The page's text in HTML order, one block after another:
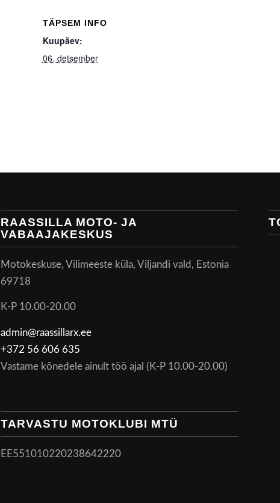
TÄPSEM INFO
Kuupäev:
06. detsember
RAASSILLA MOTO- JA
VABAAJAKESKUS
Motokeskuse, Vilimeeste küla, Viljandi vald, Estonia
69718
K-P 10.00-20.00
admin@raassillarx.ee
+372 56 606 635
Vastame kõnedele ainult töö ajal (K-P 10.00-20.00)
TARVASTU MOTOKLUBI MTÜ
EE551010220238642220